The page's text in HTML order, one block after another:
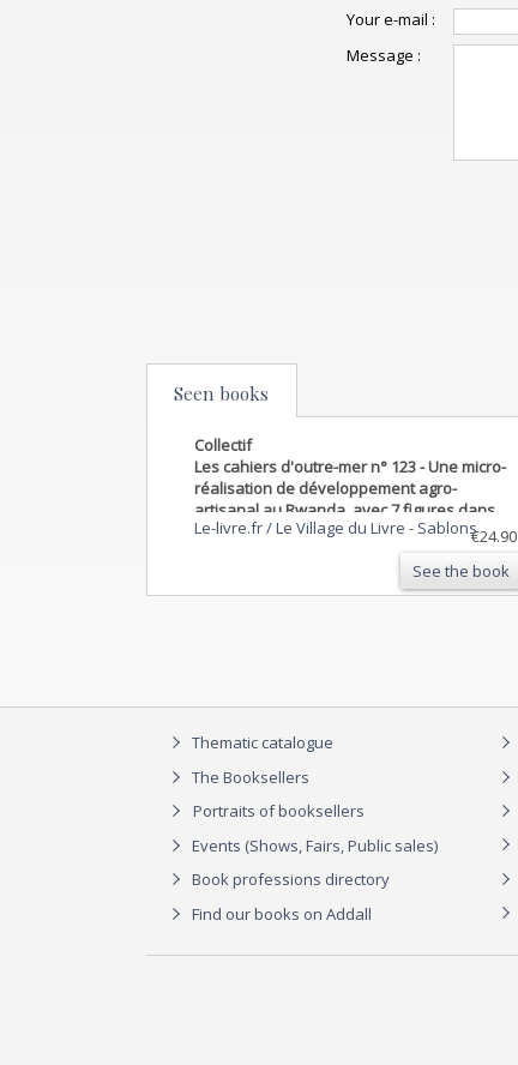
Your e-mail :
Message :
Seen books
Collectif
Les cahiers d'outre-mer n° 123 - Une micro-
réalisation de développement agro-
artisanal au Rwanda, avec 7 figures dans
le texte par Pierre Vennetier, La population
des vendeurs du Grand Marché de
Le-livre.fr / Le Village du Livre - Sablons€24.90
See the book
Thematic catalogue
The Booksellers
Portraits of booksellers
Events (Shows, Fairs, Public sales)
Book professions directory
Find our books on Addall